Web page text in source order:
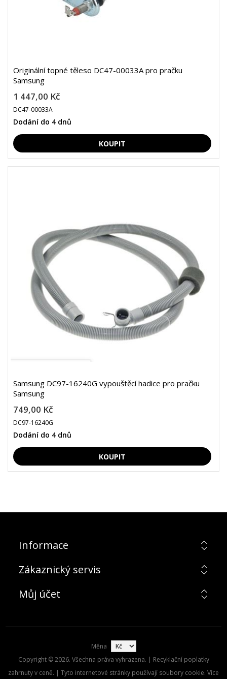
Originální topné těleso DC47-00033A pro pračku
Samsung
1 447,00 Kč
DC47-00033A
Dodání do 4 dnů
Samsung DC97-16240G vypouštěcí hadice pro pračku
Samsung
749,00 Kč
DC97-16240G
Dodání do 4 dnů
Informace
Zákaznický servis
Můj účet
Měna
Copyright © 2026. Všechna práva vyhrazena. | Recyklační poplatky
zahrnuty v ceně. | Tyto internetové stránky používají soubory cookie. Více